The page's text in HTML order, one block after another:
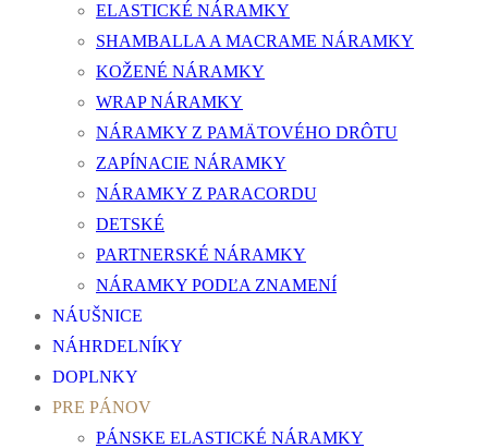
ELASTICKÉ NÁRAMKY
SHAMBALLA A MACRAME NÁRAMKY
KOŽENÉ NÁRAMKY
WRAP NÁRAMKY
NÁRAMKY Z PAMÄTOVÉHO DRÔTU
ZAPÍNACIE NÁRAMKY
NÁRAMKY Z PARACORDU
DETSKÉ
PARTNERSKÉ NÁRAMKY
NÁRAMKY PODĽA ZNAMENÍ
NÁUŠNICE
NÁHRDELNÍKY
DOPLNKY
PRE PÁNOV
PÁNSKE ELASTICKÉ NÁRAMKY